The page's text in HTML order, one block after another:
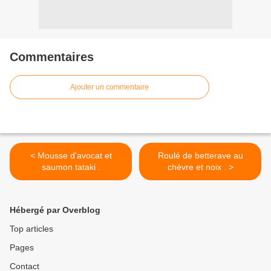
Commentaires
Ajouter un commentaire
< Mousse d'avocat et
saumon tataki .
Roulé de betterave au
chèvre et noix . >
Hébergé par Overblog
Top articles
Pages
Contact